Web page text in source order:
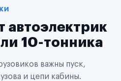
автоэлектрик
10-тонника
важны пуск,
и цепи кабины.